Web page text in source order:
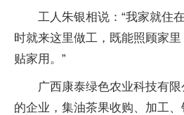
工人朱银相说：“我家就住
时就来这里做工，既能照顾家
贴家用。”
广西康泰绿色农业科技有
的企业，集油茶果收购、加工